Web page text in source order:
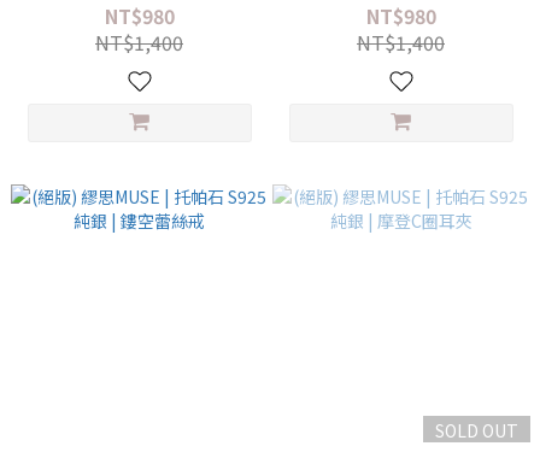
NT$980
NT$1,400
NT$980
NT$1,400
SOLD OUT